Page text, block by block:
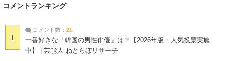
コメントランキング
1
コメント数： 21
一番好きな「韓国の男性俳優」は？【2026年版・人気投票実施
中】 | 芸能人 ねとらぼリサーチ